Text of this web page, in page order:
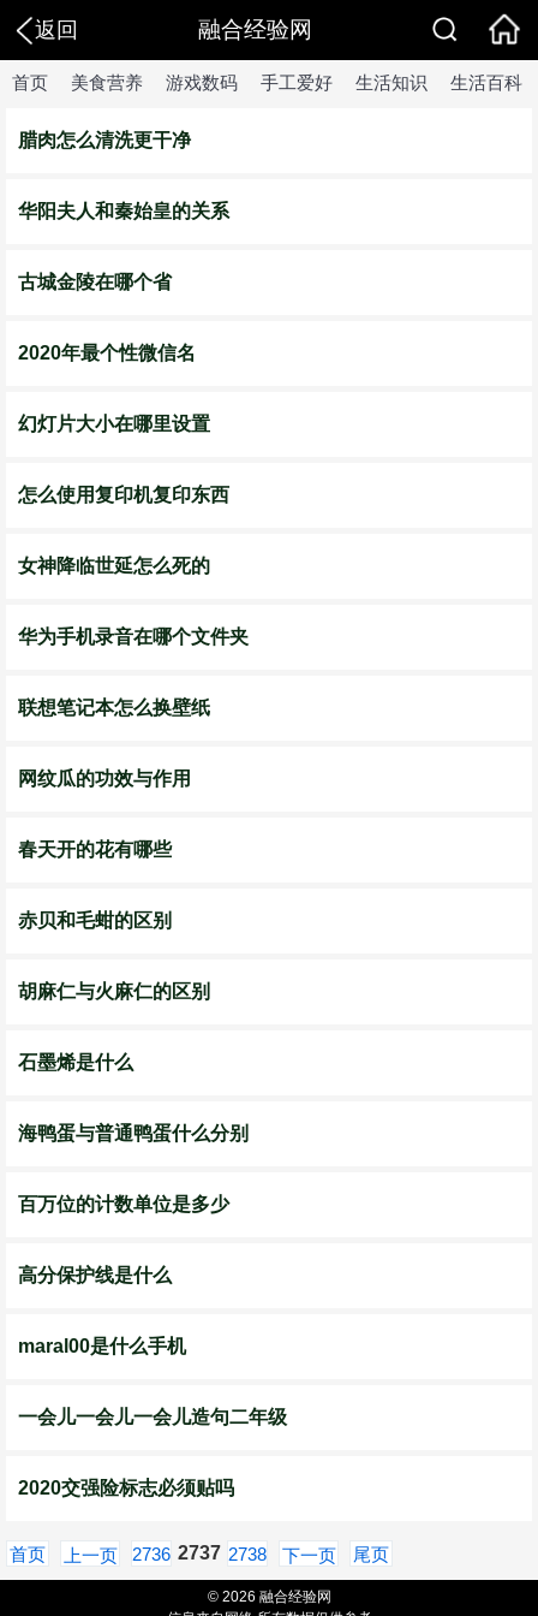
返回 融合经验网
首页 美食营养 游戏数码 手工爱好 生活知识 生活百科
腊肉怎么清洗更干净
华阳夫人和秦始皇的关系
古城金陵在哪个省
2020年最个性微信名
幻灯片大小在哪里设置
怎么使用复印机复印东西
女神降临世延怎么死的
华为手机录音在哪个文件夹
联想笔记本怎么换壁纸
网纹瓜的功效与作用
春天开的花有哪些
赤贝和毛蚶的区别
胡麻仁与火麻仁的区别
石墨烯是什么
海鸭蛋与普通鸭蛋什么分别
百万位的计数单位是多少
高分保护线是什么
maral00是什么手机
一会儿一会儿一会儿造句二年级
2020交强险标志必须贴吗
首页 上一页 2736 2737 2738 下一页 尾页
© 2026 融合经验网